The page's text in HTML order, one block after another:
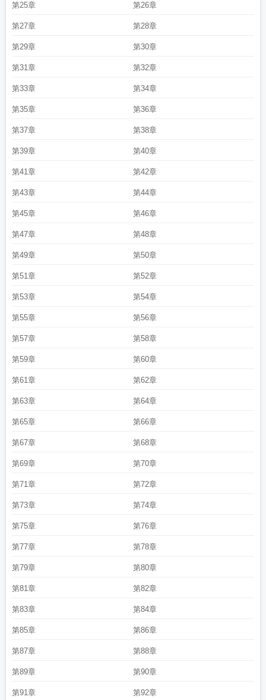
第25章 第26章
第27章 第28章
第29章 第30章
第31章 第32章
第33章 第34章
第35章 第36章
第37章 第38章
第39章 第40章
第41章 第42章
第43章 第44章
第45章 第46章
第47章 第48章
第49章 第50章
第51章 第52章
第53章 第54章
第55章 第56章
第57章 第58章
第59章 第60章
第61章 第62章
第63章 第64章
第65章 第66章
第67章 第68章
第69章 第70章
第71章 第72章
第73章 第74章
第75章 第76章
第77章 第78章
第79章 第80章
第81章 第82章
第83章 第84章
第85章 第86章
第87章 第88章
第89章 第90章
第91章 第92章